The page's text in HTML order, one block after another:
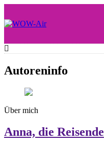
content
WOW-Air
Autoreninfo
Über mich
Anna, die Reisende